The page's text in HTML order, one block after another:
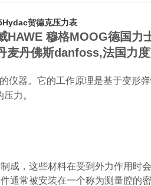
贺德克压力表
穆格MOOG德国力
麦丹佛斯danfoss,法国力
仪器。它的工作原理是基于变形
力。
成，这些材料在受到外力作用时
通常被安装在一个称为测量腔的密